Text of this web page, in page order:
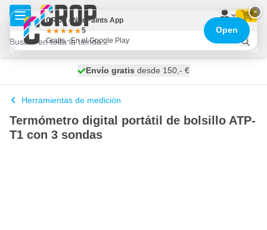
Ir al contenido
se envía hoy
Envío gratis desde 150,- €
100 días
Herramientas de medición
Termómetro digital portátil de bolsillo ATP-
T1 con 3 sondas
×
CROP - NonPaints App
5
Gratis - En el Google Play
Open